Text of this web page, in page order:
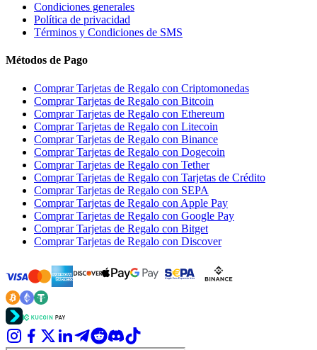
Condiciones generales
Política de privacidad
Términos y Condiciones de SMS
Métodos de Pago
Comprar Tarjetas de Regalo con Criptomonedas
Comprar Tarjetas de Regalo con Bitcoin
Comprar Tarjetas de Regalo con Ethereum
Comprar Tarjetas de Regalo con Litecoin
Comprar Tarjetas de Regalo con Binance
Comprar Tarjetas de Regalo con Dogecoin
Comprar Tarjetas de Regalo con Tether
Comprar Tarjetas de Regalo con Tarjetas de Crédito
Comprar Tarjetas de Regalo con SEPA
Comprar Tarjetas de Regalo con Apple Pay
Comprar Tarjetas de Regalo con Google Pay
Comprar Tarjetas de Regalo con Bitget
Comprar Tarjetas de Regalo con Discover